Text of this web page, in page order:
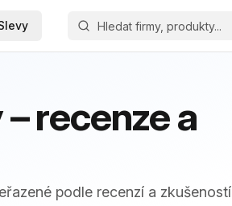
recenze a
podle recenzí a zkušeností